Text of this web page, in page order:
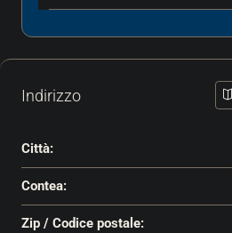
Indirizzo
Città:
Contea:
Zip / Codice postale: